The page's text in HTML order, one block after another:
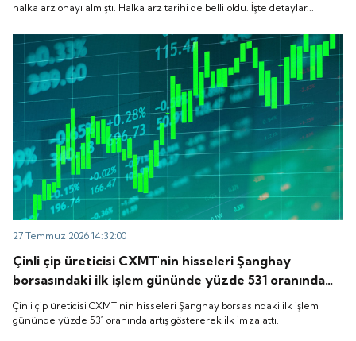
halka arz onayı almıştı. Halka arz tarihi de belli oldu. İşte detaylar...
27 Temmuz 2026 14:32:00
Çinli çip üreticisi CXMT'nin hisseleri Şanghay
borsasındaki ilk işlem gününde yüzde 531 oranında
artış göstererek ilk imza attı.
Çinli çip üreticisi CXMT'nin hisseleri Şanghay borsasındaki ilk işlem
gününde yüzde 531 oranında artış göstererek ilk imza attı.